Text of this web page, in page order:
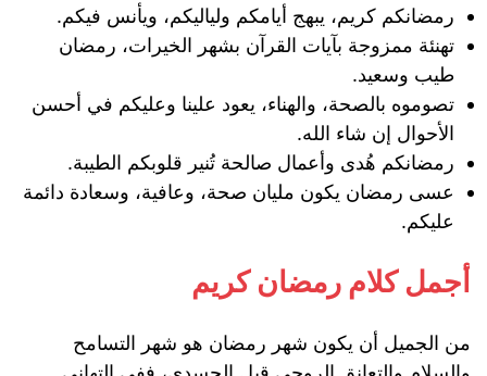
رمضانكم كريم، يبهج أيامكم ولياليكم، ويأنس فيكم.
تهنئة ممزوجة بآيات القرآن بشهر الخيرات، رمضان
طيب وسعيد.
تصوموه بالصحة، والهناء، يعود علينا وعليكم في أحسن
الأحوال إن شاء الله.
رمضانكم هُدى وأعمال صالحة تُنير قلوبكم الطيبة.
عسى رمضان يكون مليان صحة، وعافية، وسعادة دائمة
عليكم.
أجمل كلام رمضان كريم
من الجميل أن يكون شهر رمضان هو شهر التسامح